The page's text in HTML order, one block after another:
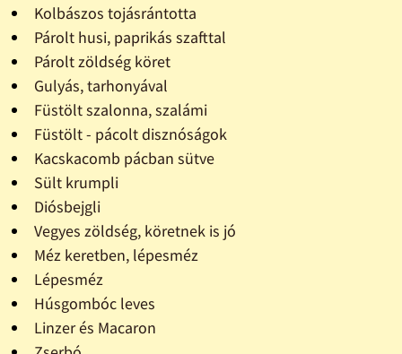
Kolbászos tojásrántotta
Párolt husi, paprikás szafttal
Párolt zöldség köret
Gulyás, tarhonyával
Füstölt szalonna, szalámi
Füstölt - pácolt disznóságok
Kacskacomb pácban sütve
Sült krumpli
Diósbejgli
Vegyes zöldség, köretnek is jó
Méz keretben, lépesméz
Lépesméz
Húsgombóc leves
Linzer és Macaron